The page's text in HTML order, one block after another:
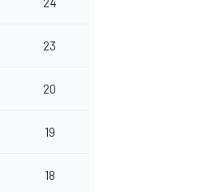
23
20
19
18